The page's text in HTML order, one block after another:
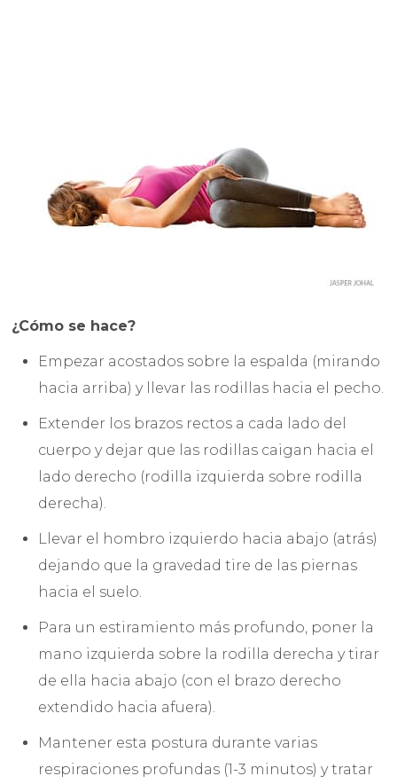
¿Cómo se hace?
Empezar acostados sobre la espalda (mirando
hacia arriba) y llevar las rodillas hacia el pecho.
Extender los brazos rectos a cada lado del
cuerpo y dejar que las rodillas caigan hacia el
lado derecho (rodilla izquierda sobre rodilla
derecha).
Llevar el hombro izquierdo hacia abajo (atrás)
dejando que la gravedad tire de las piernas
hacia el suelo.
Para un estiramiento más profundo, poner la
mano izquierda sobre la rodilla derecha y tirar
de ella hacia abajo (con el brazo derecho
extendido hacia afuera).
Mantener esta postura durante varias
respiraciones profundas (1-3 minutos) y tratar